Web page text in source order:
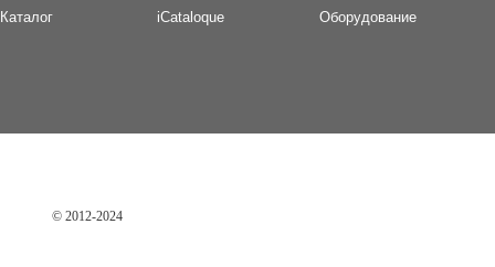
Каталог
iCataloque
Оборудование
© 2012-2024